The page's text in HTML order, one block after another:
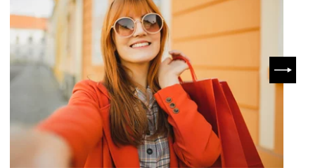
choisir
la
couleur
de
verres